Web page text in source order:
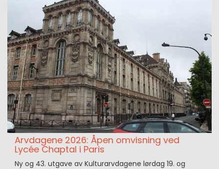
Arvdagene 2026: Åpen omvisning ved
Lycée Chaptal i Paris
Ny og 43. utgave av Kulturarvdagene lørdag 19. og